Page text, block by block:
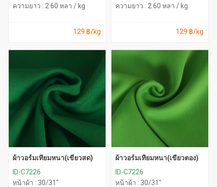
ความยาว : 2.60 หลา / kg
129 ฿/kg
ความยาว : 2.60 หลา / kg
129 ฿/kg
ผ้าวอร์มเทียมหนา(เขียวสด)
ID-C7226
หน้าผ้า : 30/31"
ผ้าวอร์มเทียมหนา(เขียวตอง)
ID-C7226
หน้าผ้า : 30/31"